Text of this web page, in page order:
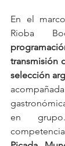
En el
transmisión
selección
en